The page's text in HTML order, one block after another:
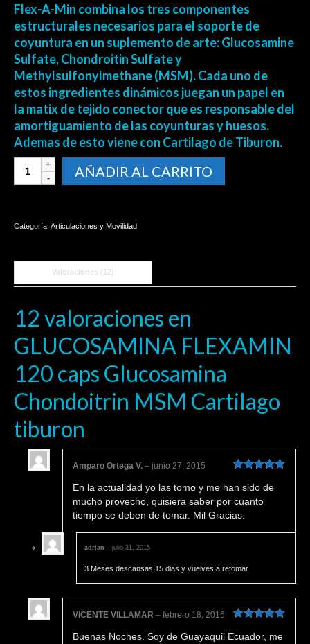
Flex-A-Min combina los tres componentes
estructurales necesarios para el soporte de
coyuntura en un suplemento de arte: Glucosamine
Sulfate, Chondroitin Sulfate y
Methylsulfonylmethane (MSM). Cada uno de
estos ingredientes dinámicos juegan un papel en
la matix de tejido conector que es responsable del
amortiguamiento de las coyunturas y huesos.
Ademas de esto viene con Cartilago de Tiburon.
GLUCOSAMINA
FLEXAMIN
Chondoitrin
Cartilago
cantidad
AÑADIR AL CARRITO
Categoría: Articulaciones y Movilidad
Valoraciones (12)
12 valoraciones en
GLUCOSAMINA FLEXAMIN
120 caps Glucosamina
Chondoitrin MSM Cartilago
tiburon
5de 5
Amparo Ortega V. – junio 27, 2015
En la actualidad yo las tomo y me han sido de
mucho provecho, quisiera saber por cuanto
tiempo se deben de tomar. Mil Gracias.
adrian – julio 31, 2015
3 Meses descansas 15 dias y vuelves a retomar
5de 5
VICENTE VILLAMAR – febrero 18, 2016
Buenas Noches. Soy de Guayaquil Ecuador, me